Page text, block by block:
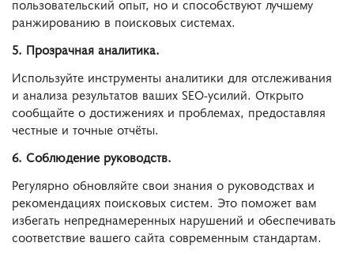
пользовательский опыт, но и способствуют лучшему
ранжированию в поисковых системах.
5. Прозрачная аналитика.
Используйте инструменты аналитики для отслеживания
и анализа результатов ваших SEO-усилий. Открыто
сообщайте о достижениях и проблемах, предоставляя
честные и точные отчёты.
6. Соблюдение руководств.
Регулярно обновляйте свои знания о руководствах и
рекомендациях поисковых систем. Это поможет вам
избегать непреднамеренных нарушений и обеспечивать
соответствие вашего сайта современным стандартам.